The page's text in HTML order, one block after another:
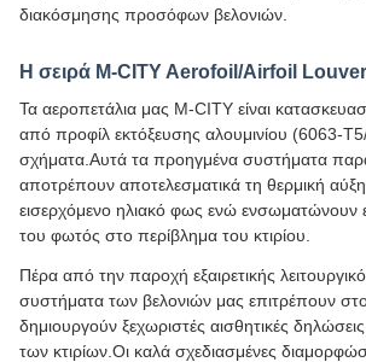
διακόσμησης προσόφων βελονιών.
Η σειρά M-CITY Aerofoil/Airfoil
Τα αεροπετάλια μας M-CITY είναι
από προφίλ εκτόξευσης αλουμινίου (6063-T5/
σχήματα.Αυτά τα προηγμένα συστήματα
αποτρέπουν αποτελεσματικά τη θερμική
εισερχόμενο ηλιακό φως ενώ ενσωματώνουν
του φωτός στο περίβλημα του κτιρίου.
Πέρα από την παροχή εξαιρετικής
συστήματα των βελονιών μας επιτρέπουν
δημιουργούν ξεχωριστές αισθητικές δηλώσεις
των κτιρίων.Οι καλά σχεδιασμένες